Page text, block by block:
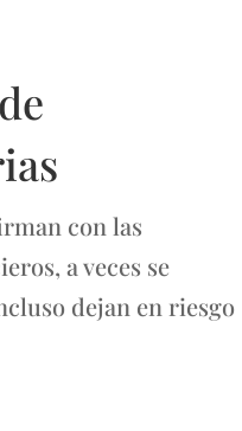
con las
a veces se
dejan en riesgo